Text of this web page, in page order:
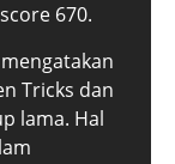
670.
Tricks dan
lama. Hal